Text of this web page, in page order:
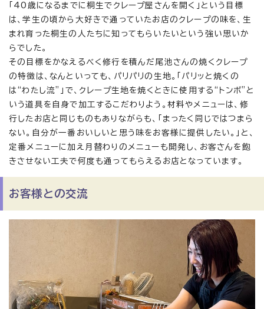
「40歳になるまでに桐生でクレープ屋さんを開く」という目標
は、学生の頃から大好きで通っていたお店のクレープの味を、生
まれ育った桐生の人たちに知ってもらいたいという強い思いか
らでした。
その目標をかなえるべく修行を積んだ尾池さんの焼くクレープ
の特徴は、なんといっても、パリパリの生地。「パリッと焼くの
は“わたし流”」で、クレープ生地を焼くときに使用する“トンボ”と
いう道具を自身で加工するこだわりよう。材料やメニューは、修
行したお店と同じものもありながらも、「まったく同じではつまら
ない。自分が一番おいしいと思う味をお客様に提供したい。」と、
定番メニューに加え月替わりのメニューも開発し、お客さんを飽
きさせない工夫で何度も通ってもらえるお店となっています。
お客様との交流